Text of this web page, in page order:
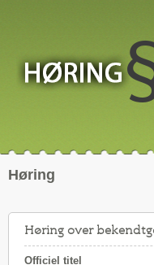
Høring
Høring over
Officiel titel